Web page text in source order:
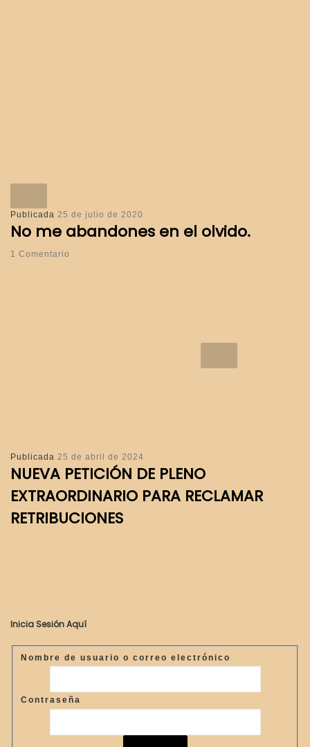
Publicada 25 de julio de 2020
No me abandones en el olvido.
1 Comentario
Publicada 25 de abril de 2024
NUEVA PETICIÓN DE PLENO
EXTRAORDINARIO PARA RECLAMAR
RETRIBUCIONES
Inicia Sesión Aquí
Nombre de usuario o correo electrónico
Contraseña